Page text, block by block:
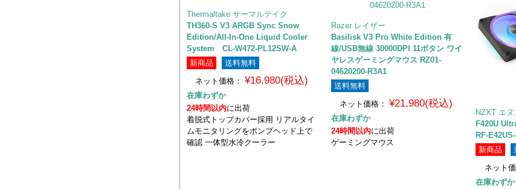
Thermaltake サーマルテイク
TH360-S V3 ARGB Sync Snow
Edition/All-In-One Liquid Cooler
System CL-W472-PL12SW-A
新商品
送料無料
ネット価格：
¥16,980(税込)
在庫わずか
24時間以内に出荷
着脱式トップカバー採用 リアルタイ
ムモニタリングをポンプヘッド上で
確認 一体型水冷クーラー
Razer レイザー
Basilisk V3 Pro White Edition 有
線/USB無線 30000DPI 11ボタン ワイ
ヤレスゲーミングマウス RZ01-
04620200-R3A1
送料無料
ネット価格：
¥21,980(税込)
在庫わずか
24時間以内に出荷
ゲーミングマウス
NZXT エ
F420U
RF-
新商品
ネット価
在庫わずか